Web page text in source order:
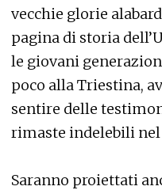
vecchie glorie
pagina di storia
le giovani
poco alla Triestina,
sentire delle
rimaste indelebili nel
Saranno proiettati